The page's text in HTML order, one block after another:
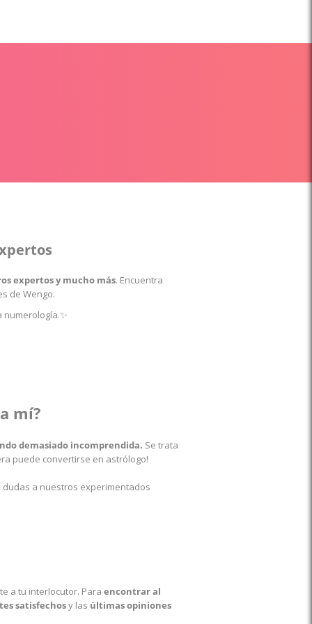
expertos y mucho más. Encuentra
de Wengo.
mí?
demasiado incomprendida. Se trata
puede convertirse en astrólogo!
a nuestros experimentados
a tu interlocutor. Para encontrar al
satisfechosy las últimas opiniones